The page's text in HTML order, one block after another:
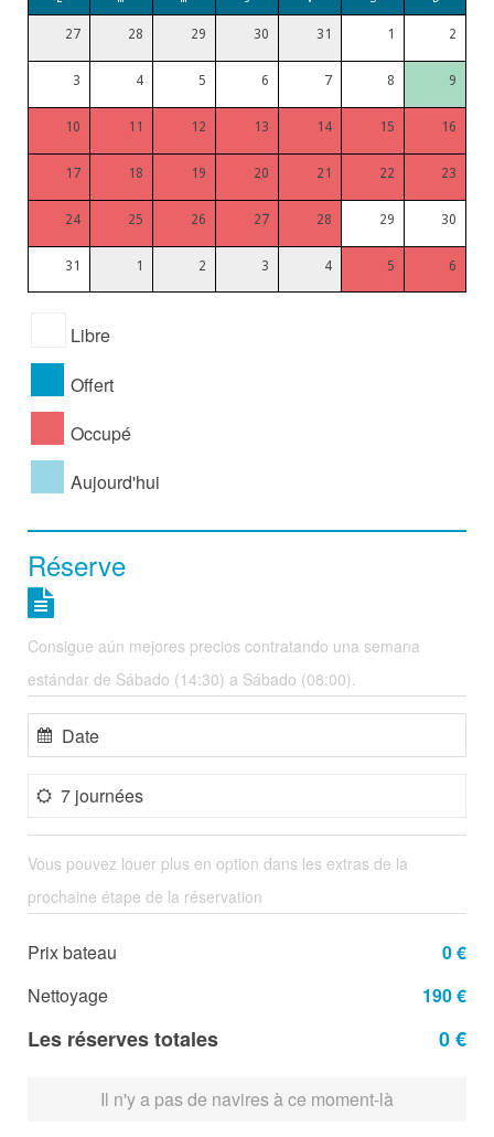
27 28 29 30 31 1 2
3 4 5 6 7 8 9
10 11 12 13 14 15 16
17 18 19 20 21 22 23
24 25 26 27 28 29 30
31 1 2 3 4 5 6
Libre
Offert
Occupé
Aujourd'hui
Réserve
Consigue aún mejores precios contratando una semana
estándar de Sábado (14:30) a Sábado (08:00).
7 journées
Vous pouvez louer plus en option dans les extras de la
prochaine étape de la réservation
Prix bateau
0 €
Nettoyage
190 €
Les réserves totales 0 €
Il n'y a pas de navires à ce moment-là